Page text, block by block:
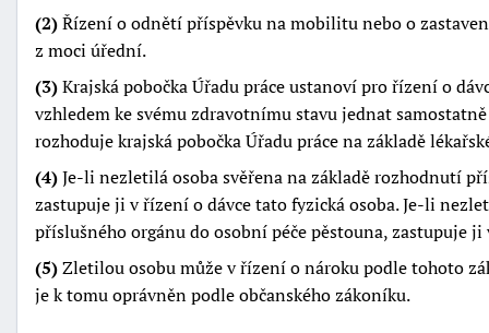
(2)Řízení o odnětí příspěvku na mobilitu nebo o
z moci úřední.
(3)Krajská pobočka Úřadu práce ustanoví pro řízení o
vzhledem ke svému zdravotnímu stavu jednat
rozhoduje krajská pobočka Úřadu práce na základě
(4)Je-li nezletilá osoba svěřena na základě rozhodnutí
zastupuje ji v řízení o dávce tato fyzická osoba. Je-li
příslušného orgánu do osobní péče pěstouna, zastupuje
(5)Zletilou osobu může v řízení o nároku podle tohoto
je k tomu oprávněn podle občanského zákoníku.